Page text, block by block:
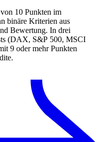
von 10 Punkten im
binäre Kriterien aus
Bewertung. In drei
(DAX, S&P 500, MSCI
9 oder mehr Punkten